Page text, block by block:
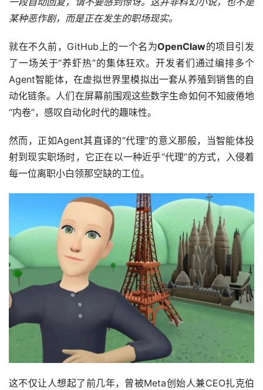
某种恶作剧，而是正在发生的职场现实。
就在不久前，GitHub上的一个名为OpenClaw的项目引发
了一场关于“养虾热”的集体狂欢。开发者们通过编排多个
Agent智能体，在虚拟世界里模拟出一套从养殖到销售的自
动化链条。人们在屏幕前围观这些数字生命如何不知疲倦地
“内卷”，感叹自动化时代的趣味性。
然而，正如Agent其直译的“代理”的意义那般，当智能体投
射到现实职场时，它正在以一种近乎“代理”的方式，入侵着
每一位离职小白领那空缺的工位。
这不仅让人想起了前几年，曾被Meta创始人兼CEO扎克伯